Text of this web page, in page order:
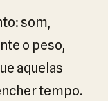
som,
o peso,
aquelas
tempo.